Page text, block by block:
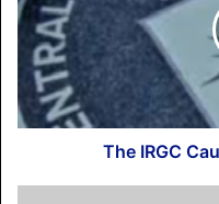
به عنوان یک
برابر انتخابات
از راه های
می
علیه انتخابات
“تعلیق
اسلامی”از
The IRGC